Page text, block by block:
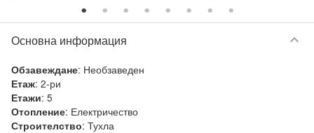
Основна информация keyboard_arrow_down
Обзавеждане: Необзаведен
Етаж: 2-ри
Етажи: 5
Отопление: Електричество
Строителство: Тухла